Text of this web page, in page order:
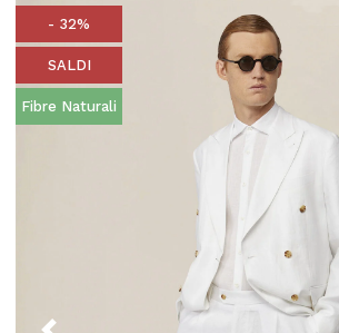
- 32%
SALDI
Fibre Naturali